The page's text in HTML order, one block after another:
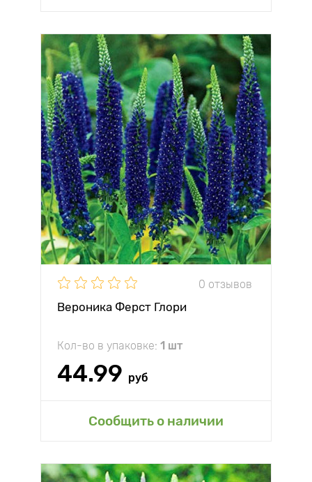
0 отзывов
Вероника Ферст Глори
Кол-во в упаковке: 1 шт
44.99 руб
Сообщить о наличии